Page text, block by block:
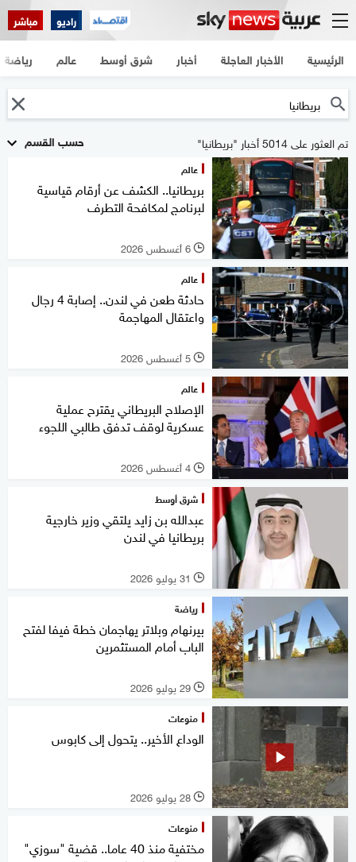
راديو مباشر
الرئيسية الأخبار العاجلة أخبار شرق أوسط عالم رياضة
حسب القسم تم العثور على 5014 أخبار "بريطانيا"
عالم
بريطانيا.. الكشف عن أرقام قياسية
لبرنامج لمكافحة التطرف
l 6 أغسطس 2026
عالم
حادثة طعن في لندن.. إصابة 4 رجال
واعتقال المهاجمة
l 5 أغسطس 2026
عالم
الإصلاح البريطاني يقترح عملية
عسكرية لوقف تدفق طالبي اللجوء
l 4 أغسطس 2026
شرق أوسط
عبدالله بن زايد يلتقي وزير خارجية
بريطانيا في لندن
l 31 يوليو 2026
رياضة
بيرنهام وبلاتر يهاجمان خطة فيفا لفتح
الباب أمام المستثمرين
l 29 يوليو 2026
منوعات
الوداع الأخير.. يتحول إلى كابوس
l 28 يوليو 2026
منوعات
مختفية منذ 40 عاما.. قضية "سوزي"